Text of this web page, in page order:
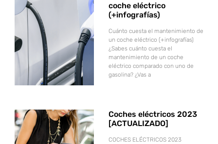
coche eléctrico
(+infografías)
Cuánto cuesta el mantenimiento de
un coche eléctrico (+infografías)
¿Sabes cuánto cuesta el
mantenimiento de un coche
eléctrico comparado con uno de
gasolina? ¿Vas a
Coches eléctricos 2023
[ACTUALIZADO]
COCHES ELÉCTRICOS 2023